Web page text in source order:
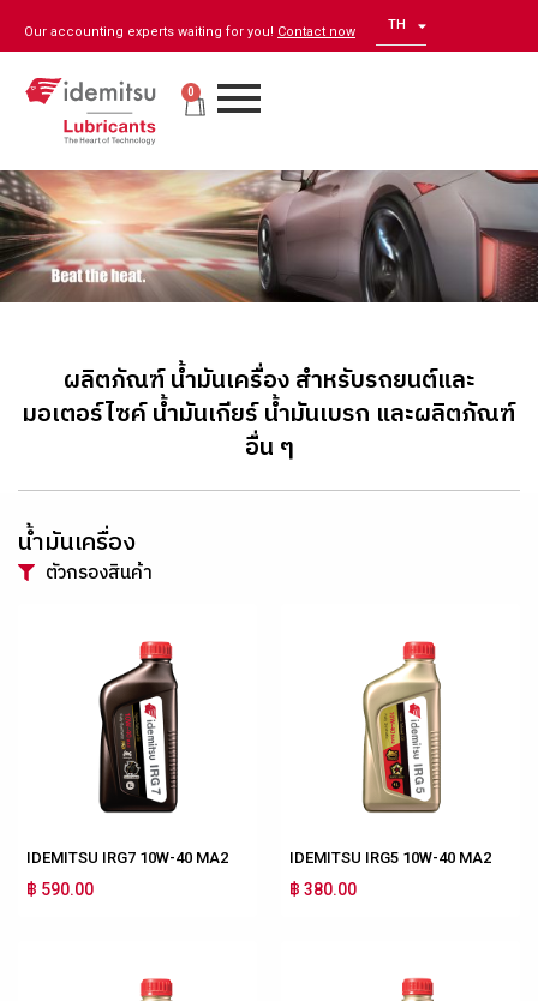
Our accounting experts waiting for you! Contact now TH
EN
0
ผลิตภัณฑ์ น้ำมันเครื่อง สำหรับรถยนต์และ
มอเตอร์ไซค์ น้ำมันเกียร์ น้ำมันเบรก และผลิตภัณฑ์
อื่น ๆ
น้ำมันเครื่อง
ตัวกรองสินค้า
IDEMITSU IRG7 10W-40 MA2
฿ 590.00
IDEMITSU IRG5 10W-40 MA2
฿ 380.00